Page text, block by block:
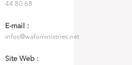
44 80 68
E-mail :
infos@wafoministries.net
Site Web :